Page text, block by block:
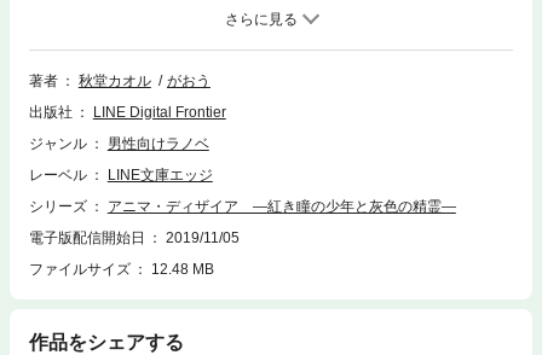
されるだけの人々に希望はない……筈だった。「正々堂々と戦って、みん
なに認められる王様になりたいんだ! 」無謀な夢を抱く少年ハルは、精霊
を食らう異端の精霊エリカと出会って運命を知る――彼らには二人で一つ
の王の器があるのだと。奇襲・陰謀・裏切り・絶望……圧倒的逆境を熱き
著者 秋堂カオル
がおう
出版社
LINE Digital Frontier
ジャンル
男性向けラノベ
レーベル
LINE文庫エッジ
シリーズ
アニマ・ディザイア ―紅き瞳の少年と灰色の精霊―
電子版配信開始日
2019/11/05
ファイルサイズ
12.48 MB
作品をシェアする